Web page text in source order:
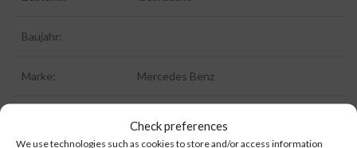
Check preferences
We use technologies such as cookies to store and/or access information
Baujahr:
Marke: Mercedes Benz